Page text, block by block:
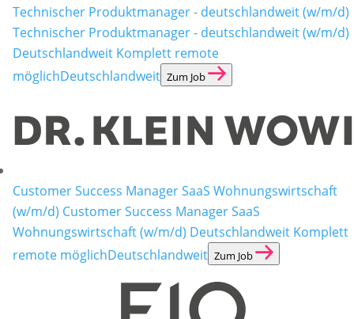
Technischer Produktmanager - deutschlandweit (w/m/d)
Technischer Produktmanager - deutschlandweit (w/m/d)
Deutschlandweit Komplett remote
möglichDeutschlandweit Zum Job
Customer Success Manager SaaS Wohnungswirtschaft
(w/m/d) Customer Success Manager SaaS
Wohnungswirtschaft (w/m/d) Deutschlandweit Komplett
remote möglichDeutschlandweit Zum Job